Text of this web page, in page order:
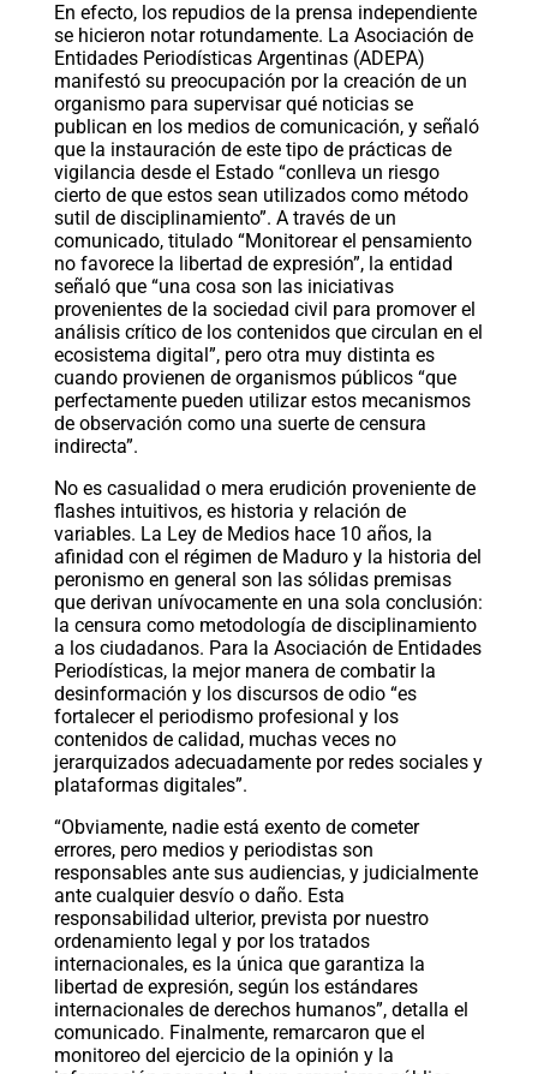
En efecto, los repudios de la prensa independiente
se hicieron notar rotundamente. La Asociación de
Entidades Periodísticas Argentinas (ADEPA)
manifestó su preocupación por la creación de un
organismo para supervisar qué noticias se
publican en los medios de comunicación, y señaló
que la instauración de este tipo de prácticas de
vigilancia desde el Estado “conlleva un riesgo
cierto de que estos sean utilizados como método
sutil de disciplinamiento”. A través de un
comunicado, titulado “Monitorear el pensamiento
no favorece la libertad de expresión”, la entidad
señaló que “una cosa son las iniciativas
provenientes de la sociedad civil para promover el
análisis crítico de los contenidos que circulan en el
ecosistema digital”, pero otra muy distinta es
cuando provienen de organismos públicos “que
perfectamente pueden utilizar estos mecanismos
de observación como una suerte de censura
indirecta”.
No es casualidad o mera erudición proveniente de
flashes intuitivos, es historia y relación de
variables. La Ley de Medios hace 10 años, la
afinidad con el régimen de Maduro y la historia del
peronismo en general son las sólidas premisas
que derivan unívocamente en una sola conclusión:
la censura como metodología de disciplinamiento
a los ciudadanos. Para la Asociación de Entidades
Periodísticas, la mejor manera de combatir la
desinformación y los discursos de odio “es
fortalecer el periodismo profesional y los
contenidos de calidad, muchas veces no
jerarquizados adecuadamente por redes sociales y
plataformas digitales”.
“Obviamente, nadie está exento de cometer
errores, pero medios y periodistas son
responsables ante sus audiencias, y judicialmente
ante cualquier desvío o daño. Esta
responsabilidad ulterior, prevista por nuestro
ordenamiento legal y por los tratados
internacionales, es la única que garantiza la
libertad de expresión, según los estándares
internacionales de derechos humanos”, detalla el
comunicado. Finalmente, remarcaron que el
monitoreo del ejercicio de la opinión y la